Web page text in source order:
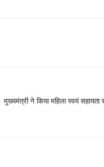
मुख्यमंत्री ने किया महिला स्वयं सहायता